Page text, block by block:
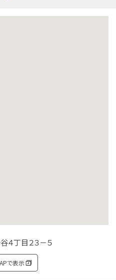
４丁目２３－５
で表示